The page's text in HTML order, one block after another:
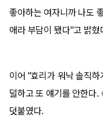
좋아하는 여자니까 나도
애라 부담이 됐다"고 밝혔
이어 "효리가 워낙 솔직
덜하고 또 얘기를 안한다
덧붙였다.